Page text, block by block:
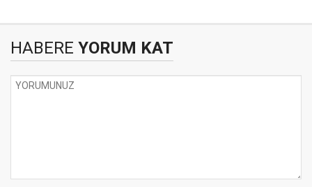
HABERE YORUM KAT